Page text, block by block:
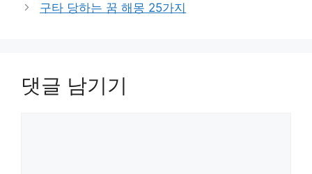
리
구타 당하는 꿈 해몽 25가지
댓글 남기기